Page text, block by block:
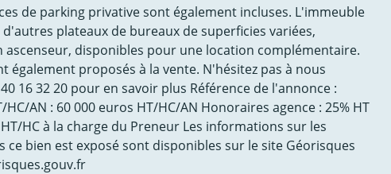
de parking privative sont également incluses. L'immeuble
plateaux de bureaux de superficies variées,
ascenseur, disponibles pour une location complémentaire.
également proposés à la vente. N'hésitez pas à nous
16 32 20 pour en savoir plus Référence de l'annonce :
HC/AN : 60 000 euros HT/HC/AN Honoraires agence : 25% HT
HC à la charge du Preneur Les informations sur les
ce bien est exposé sont disponibles sur le site Géorisques